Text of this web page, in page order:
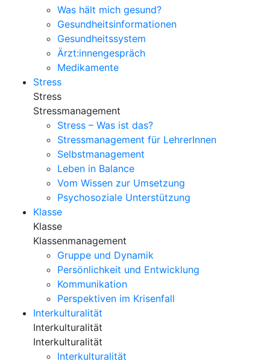
Was hält mich gesund?
Gesundheitsinformationen
Gesundheitssystem
Ärzt:innengespräch
Medikamente
Stress
Stress
Stressmanagement
Stress – Was ist das?
Stressmanagement für LehrerInnen
Selbstmanagement
Leben in Balance
Vom Wissen zur Umsetzung
Psychosoziale Unterstützung
Klasse
Klasse
Klassenmanagement
Gruppe und Dynamik
Persönlichkeit und Entwicklung
Kommunikation
Perspektiven im Krisenfall
Interkulturalität
Interkulturalität
Interkulturalität
Interkulturalität